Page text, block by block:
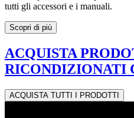
tutti gli accessori e i manuali.
Scopri di più
ACQUISTA
RICONDIZIONATI
ACQUISTA TUTTI I PRODOTTI